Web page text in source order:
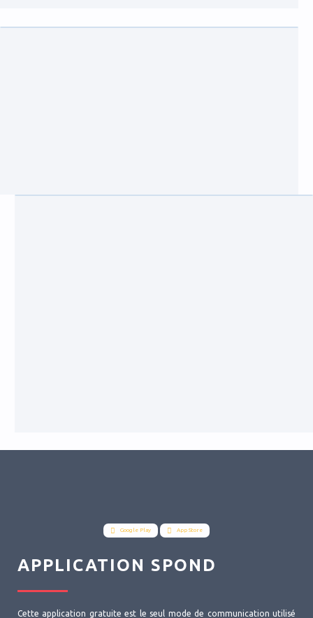
Google Play App Store
APPLICATION SPOND
Cette application gratuite est le seul mode de communication utilisé